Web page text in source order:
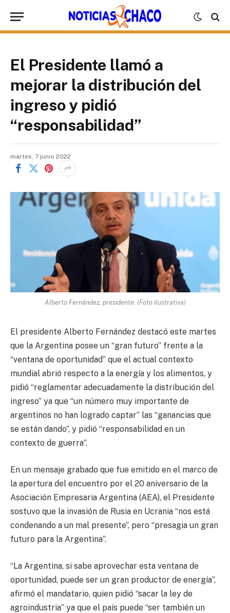
El Presidente llamó a
mejorar la distribución del
ingreso y pidió
“responsabilidad”
martes, 7 junio 2022
Alberto Fernández, presidente. (Foto ilustrativa)
El presidente Alberto Fernández destacó este martes
que la Argentina posee un “gran futuro” frente a la
“ventana de oportunidad” que el actual contexto
mundial abrió respecto a la energía y los alimentos, y
pidió “reglamentar adecuadamente la distribución del
ingreso” ya que “un número muy importante de
argentinos no han logrado captar” las “ganancias que
se están dando”, y pidió “responsabilidad en un
contexto de guerra”.
En un mensaje grabado que fue emitido en el marco de
la apertura del encuentro por el 20 aniversario de la
Asociación Empresaria Argentina (AEA), el Presidente
sostuvo que la invasión de Rusia en Ucrania “nos está
condenando a un mal presente”, pero “presagia un gran
futuro para la Argentina”.
“La Argentina, si sabe aprovechar esta ventana de
oportunidad, puede ser un gran productor de energía”,
afirmó el mandatario, quien pidió “sacar la ley de
agroindustria” ya que el país puede “ser también un